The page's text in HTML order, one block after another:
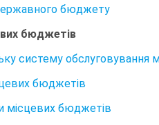
бюджету
бюджетів
систему обслуговування
бюджетів
місцевих бюджетів